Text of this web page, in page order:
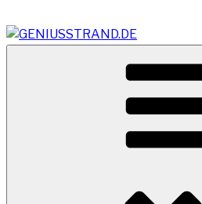
Inhalt
springen
Vom Geniusstrand zum
Terminal Wilhelmshaven